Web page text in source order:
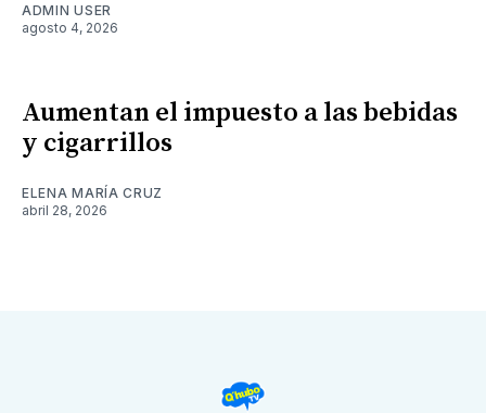
ADMIN USER
agosto 4, 2026
Aumentan el impuesto a las bebidas
y cigarrillos
ELENA MARÍA CRUZ
abril 28, 2026